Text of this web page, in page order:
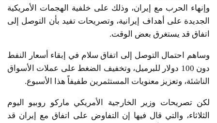
وإنهاء الحرب مع إيران، وذلك على خلفية الهجمات الأمريكية
الجديدة على أهداف إيرانية، وتصريحات تفيد بأن التوصل إلى
اتفاق قد يستغرق بعض الوقت.
وساهم احتمال التوصل إلى اتفاق سلام في إبقاء أسعار النفط
دون 100 دولار للبرميل، وتخفيف الضغط على عملات الأسواق
الناشئة، وتعزيز معنويات المستثمرين طفيفاً هذا الأسبوع.
لكن تصريحات وزير الخارجية الأمريكي ماركو روبيو اليوم
الثلاثاء، والتي قال فيها إن التفاوض على اتفاق مع إيران قد